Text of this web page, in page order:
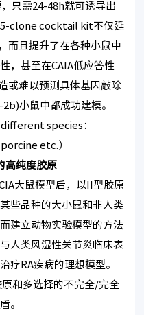
只需24-48h就可诱导出
5-clone cocktail kit不仅延
而且提升了在各种小鼠中
，甚至在CAIA低应答性
或难以预测具体基因敲除
小鼠中都成功建模。
species：
etc.）
高纯度胶原
大鼠模型后，以II型胶原
些品种的大小鼠和非人类
建立动物实验模型的方法
人类风湿性关节炎临床表
疗RA疾病的理想模型。
和多选择的不完全/完全
。